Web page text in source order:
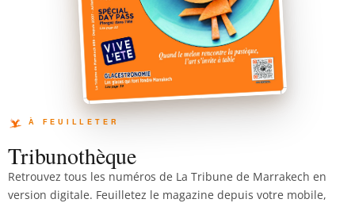
Tribunothèque
Retrouvez tous les numéros de La Tribune de Marrakech en
version digitale. Feuilletez le magazine depuis votre mobile,